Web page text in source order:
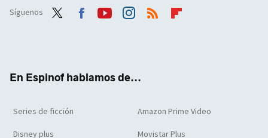
Síguenos
En Espinof hablamos de...
Series de ficción Amazon Prime Video
Disney plus Movistar Plus